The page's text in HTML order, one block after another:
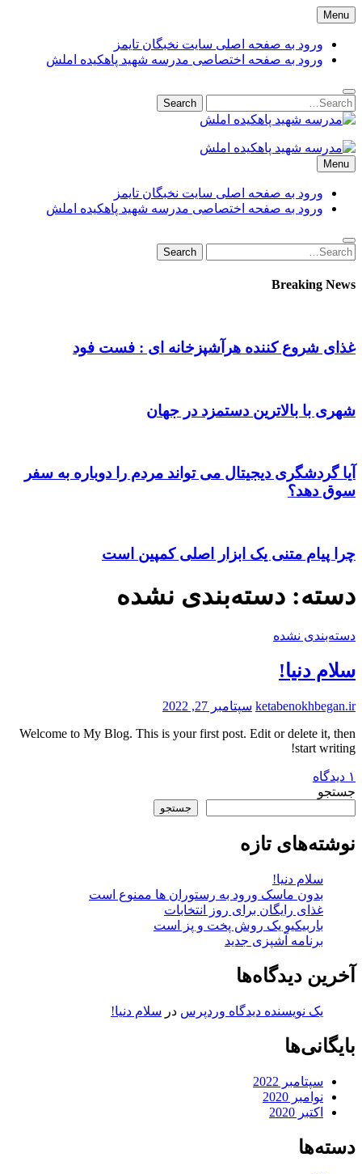
Skip
to
content
Menu
ورود به صفحه اصلی سایت نخبگان تایمز
ورود به صفحه اختصاصی مدرسه شهید پاهکیده املش
Search
for:
Search
مدرسه شهید پاهکیده املش
پسرانه + دخترانه + پیش دبستانی + کلاس + اول + دوم + سوم +
پشت + بانک کشاورزی + شماره + تلفن + آدرس + لوکیشن + +
دریافت + کارنامه + کد ملی + پایه + مقطع + دولتی + گیلان +
مدارس + دانش آموزان + لیست + سایت + نخبگان + تایمز +
madrese-shahid-pahkideh-amlash
Menu
ورود به صفحه اصلی سایت نخبگان تایمز
ورود به صفحه اختصاصی مدرسه شهید پاهکیده املش
Search
for:
Search
Breaking News
غذای شروع کننده هرآشپزخانه ای : فست فود
شهری با بالاترین دستمزد در جهان
آیا گردشگری دیجیتال می تواند مردم را دوباره به سفر
سوق دهد؟
چرا پیام متنی یک ابزار اصلی کمپین است
دسته: دسته‌بندی نشده
دسته‌بندی نشده
سلام دنیا!
ketabenokhbegan.ir سپتامبر 27, 2022
Welcome to My Blog. This is your first post. Edit or delete it, then
start writing!
۱ دیدگاه
جستجو
جستجو
نوشته‌های تازه
سلام دنیا!
بدون ماسک ورود به رستوران ها ممنوع است
غذای رایگان برای روز انتخابات
باربیکیو یک روش پخت و پز است
برنامه آشپزی جدید
آخرین دیدگاه‌ها
یک نویسنده دیدگاه وردپرس در سلام دنیا!
بایگانی‌ها
سپتامبر 2022
نوامبر 2020
اکتبر 2020
دسته‌ها